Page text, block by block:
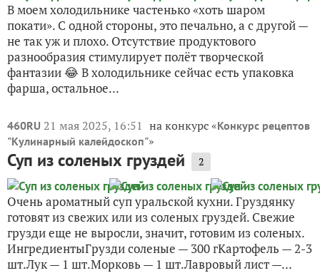
В моем холодильнике частенько «хоть шаром
покати». С одной стороны, это печально, а с другой —
не так уж и плохо. Отсутствие продуктового
разнообразия стимулирует полёт творческой
фантазии 😂 В холодильнике сейчас есть упаковка
фарша, остальное...
460RU 21 мая 2025, 16:51 на конкурс «Конкурс рецептов
"Кулинарный калейдоскоп"»
Суп из соленых груздей 2
Очень ароматный суп уральской кухни. Груздянку
готовят из свежих или из соленых груздей. Свежие
грузди еще не выросли, значит, готовим из соленых.
ИнгредиентыГрузди соленые — 300 гКартофель — 2-3
шт.Лук — 1 шт.Морковь — 1 шт.Лавровый лист —...